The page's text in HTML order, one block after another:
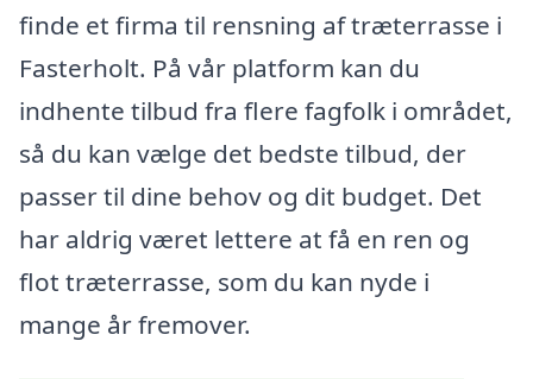
finde et firma til rensning af træterrasse i
Fasterholt. På vår platform kan du
indhente tilbud fra flere fagfolk i området,
så du kan vælge det bedste tilbud, der
passer til dine behov og dit budget. Det
har aldrig været lettere at få en ren og
flot træterrasse, som du kan nyde i
mange år fremover.